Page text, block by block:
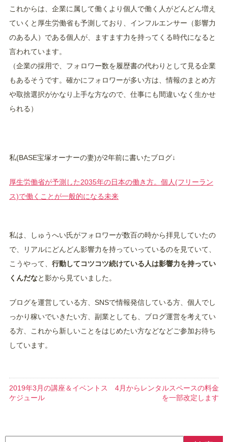
これからは、企業に属して働くより個人で働く人がどんどん増え
ていくと厚生労働省も予測しており、インフルエンサー（影響力
のある人）である個人が、ますます力を持ってくる時代になると
言われています。
（企業の採用で、フォロワー数を履歴書の代わりとして見る企業
もあるそうです。確かにフォロワーが多い方は、情報のまとめ方
や取捨選択がかなり上手な方なので、仕事にも間違いなく生かせ
られる）
私(BASE宝塚オーナーの妻)が2年前に書いたブログ↓
厚生労働省が予測した2035年の日本の働き方。個人(フリーラン
ス)で働くことが一般的になる未来
私は、しゅうへい氏がフォロワーが数百の時から拝見していたの
で、リアルにどんどん影響力を持っていっているのを見ていて、
こうやって、 行動してコツコツ続けている人は影響力を持ってい
くんだなと影から見ていました。
ブログを運営している方、SNSで情報発信している方、個人でし
っかり稼いでいきたい方、副業としても、ブログ運営を考えてい
る方、これから新しいことをはじめたい方などなどご参加お待ち
しています。
2019年3月の講座＆イベントス
ケジュール
4月からレンタルスペースの料金
を一部改定します